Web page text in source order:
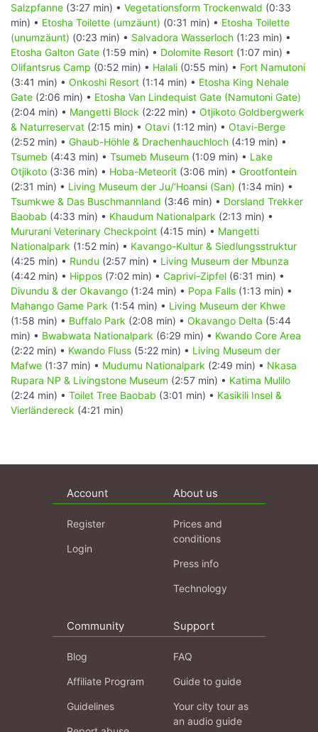
Salzpfanne (3:27 min) • Vegetationsform Trockenwald (0:33
min) • Etosha Toilette (umzäunt) (0:31 min) • Etosha Toilette
(unumzäunt) (0:23 min) • Salvadora Wasserloch (1:23 min) •
Etosha Galton Gate (1:59 min) • Dolomite Resort (1:07 min) •
Olifantsrus Camp (0:52 min) • Halali (0:55 min) • Fort Namutoni
(3:41 min) • Onkoshi Resort (1:14 min) • Etosha King Nehale
Gate (2:06 min) • Etosha Van Lindequist Gate (Namutoni Gate)
(2:04 min) • Mangetti Block (2:22 min) • Otjikoto Goldbergwerk
& Naturreservat (2:15 min) • Otavi (1:12 min) • Otavi-Berge
(2:52 min) • Ghaub-Höhle & Drachenhauchloch (4:19 min) •
Tsumeb (4:43 min) • Tsumeb Museum (1:09 min) • Lake
Otjikoto (3:36 min) • Hoba-Meteorit (3:06 min) • Grootfontein
(2:31 min) • Living Museum der Ju/‘Hoansi (San) (1:34 min) •
Tsumkwe & Das Buschmannland (3:46 min) • Dorsland Trekker
Baobab (4:33 min) • Khaudum Nationalpark (2:13 min) •
Mururani Veterinary Checkpoint (4:15 min) • Mangetti
Nationalpark (1:52 min) • Kavango-Kultur & Siedlungsstruktur
(4:25 min) • Rundu (2:57 min) • Living Museum der Mbunza
(4:42 min) • Hippos (7:02 min) • Caprivi-Zipfel (6:31 min) •
Divundu & der Okavango (1:24 min) • Popa Falls (1:13 min) •
Mahango Game Park (1:54 min) • Living Museum der Khwe
(1:58 min) • Buffalo Park (2:08 min) • Okavango Delta (5:44
min) • Bwabwata Nationalpark (6:29 min) • Kwando Core Area
(2:22 min) • Kwando Fluss (5:22 min) • Living Museum der
Mafwe (1:37 min) • Mudumu Nationalpark (2:49 min) • Nkasa
Rupara NP & Livingstone Museum (2:57 min) • Katima Mulilo
(2:24 min) • Toilet Tree Baobab (3:01 min) • Kasikili Insel &
Vierländereck (4:21 min)
Account
Register
Login
About us
Prices and
conditions
Press info
Technology
Community
Blog
Affiliate Program
Guidelines
Support
FAQ
Guide to guide
Your city tour as
an audio guide